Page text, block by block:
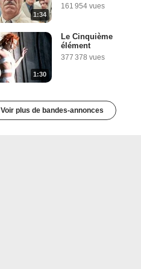
1:34
161 954 vues
1:30
Le Cinquième
élément
377 378 vues
Voir plus de bandes-annonces